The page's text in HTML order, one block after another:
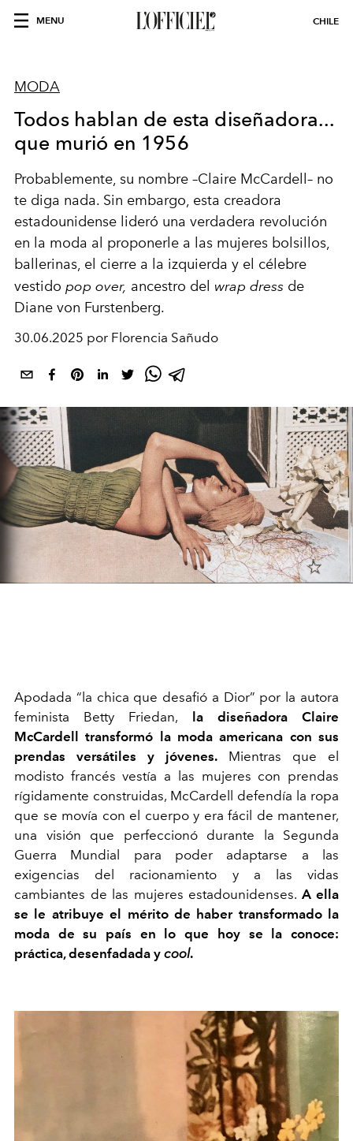
MENU CHILE
MODA
Todos hablan de esta diseñadora...
que murió en 1956
Probablemente, su nombre –Claire McCardell– no
te diga nada. Sin embargo, esta creadora
estadounidense lideró una verdadera revolución
en la moda al proponerle a las mujeres bolsillos,
ballerinas, el cierre a la izquierda y el célebre
vestido pop over, ancestro del wrap dress de
Diane von Furstenberg.
30.06.2025 por Florencia Sañudo
Apodada “la chica que desafió a Dior” por la autora
feminista Betty Friedan,
la diseñadora Claire
McCardell transformó la moda americana con sus
prendas versátiles y jóvenes. Mientras que el
modisto francés vestía a las mujeres con prendas
rígidamente construidas, McCardell defendía la ropa
que se movía con el cuerpo y era fácil de mantener,
una visión que perfeccionó durante la Segunda
Guerra Mundial para poder adaptarse a las
exigencias del racionamiento y a las vidas
cambiantes de las mujeres estadounidenses. A ella
se le atribuye el mérito de haber transformado la
moda de su país en lo que hoy se la conoce:
práctica, desenfadada y cool.